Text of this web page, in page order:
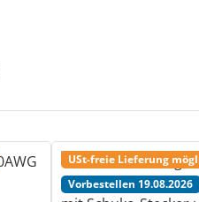
USt-freie Lieferung
Vorbestellen 19.08.2026